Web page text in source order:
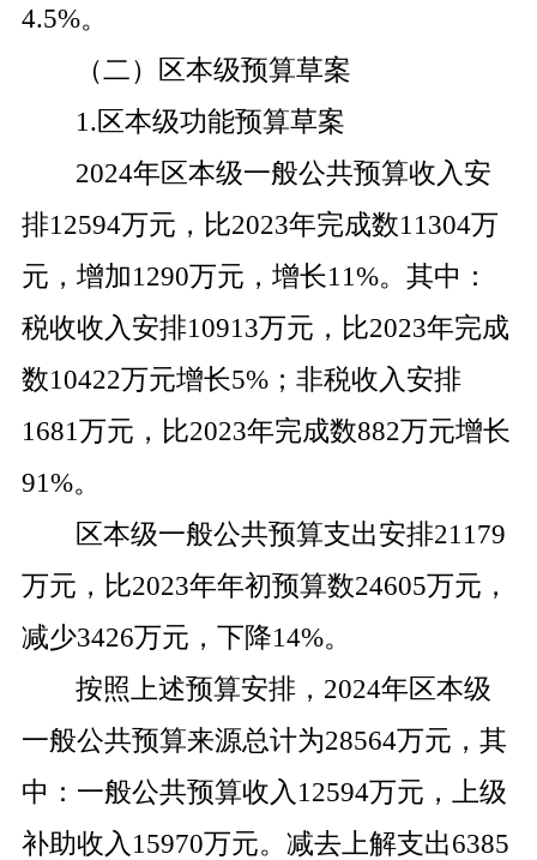
4.5%。
（二）区本级预算草案
1.区本级功能预算草案
2024年区本级一般公共预算收入安
排12594万元，比2023年完成数11304万
元，增加1290万元，增长11%。其中：
税收收入安排10913万元，比2023年完成
数10422万元增长5%；非税收入安排
1681万元，比2023年完成数882万元增长
91%。
区本级一般公共预算支出安排21179
万元，比2023年年初预算数24605万元，
减少3426万元，下降14%。
按照上述预算安排， 2024年区本级
一般公共预算来源总计为28564万元，其
中：一般公共预算收入 12594万元，上级
补助收入 15970万元。减去上解支出6385